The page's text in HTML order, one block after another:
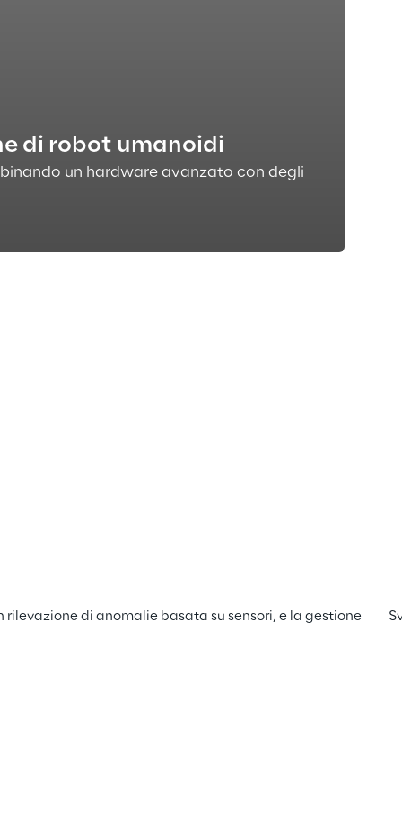
di robot umanoidi
un hardware avanzato con degli
di anomalie basata su sensori, e la gestione